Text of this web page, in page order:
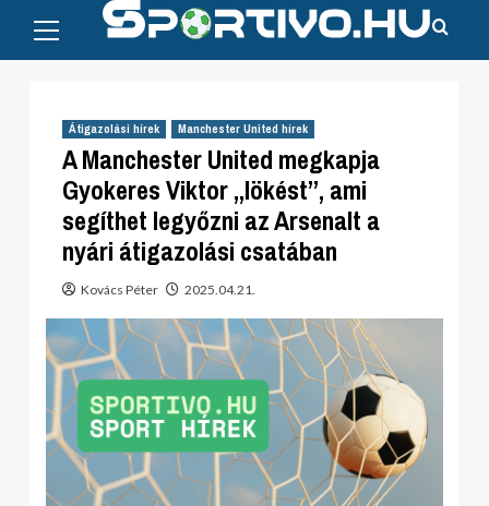
content
Menu
Átigazolási hírek Manchester United hírek
A Manchester United megkapja
Gyokeres Viktor „lökést”, ami
segíthet legyőzni az Arsenalt a
nyári átigazolási csatában
Kovács Péter 2025.04.21.